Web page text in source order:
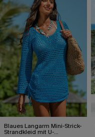
Blaues Langarm Mini-Strick-
Strandkleid mit U-